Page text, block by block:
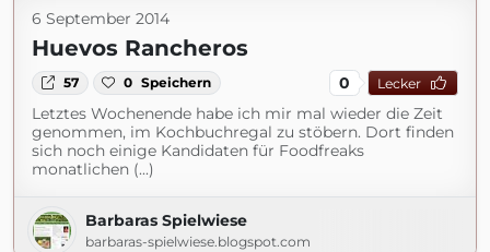
6 September 2014
Huevos Rancheros
57 0 Speichern 0 Lecker
Letztes Wochenende habe ich mir mal wieder die Zeit
genommen, im Kochbuchregal zu stöbern. Dort finden
sich noch einige Kandidaten für Foodfreaks
monatlichen (...)
Barbaras Spielwiese
barbaras-spielwiese.blogspot.com